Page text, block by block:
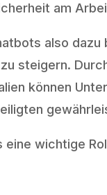
am
also
steigern.
können
eine wichtige